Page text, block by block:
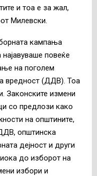
и тоа е за жал,
Милевски.
кампања
најавуваше повеќе
на поголем
вредност (ДДВ). Тоа
Законските измени
со предлози како
на општините,
општинска
дејност и други
до изборот на
избори и